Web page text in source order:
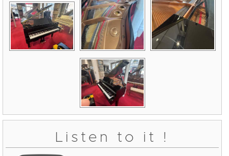
Listen to it !